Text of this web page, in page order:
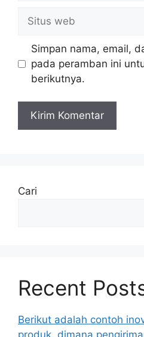
web
Simpan nama, email,
pada peramban ini
berikutnya.
Cari
Recent
Berikut adalah contoh